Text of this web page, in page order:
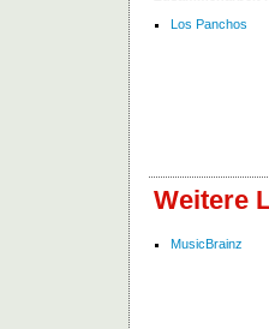
Los Panchos
Weitere
MusicBrainz